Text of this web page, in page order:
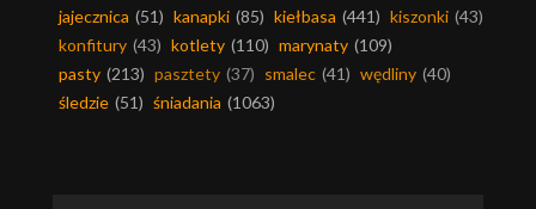
jajecznica (51) kanapki (85) kiełbasa (441) kiszonki (43)
konfitury (43) kotlety (110) marynaty (109)
pasty (213) pasztety (37) smalec (41) wędliny (40)
śledzie (51) śniadania (1063)